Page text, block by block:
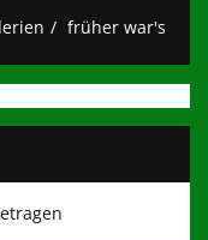
früher war's